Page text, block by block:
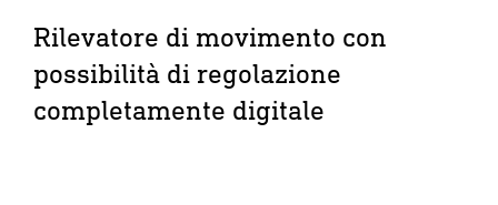
Rilevatore di movimento con
possibilità di regolazione
completamente digitale